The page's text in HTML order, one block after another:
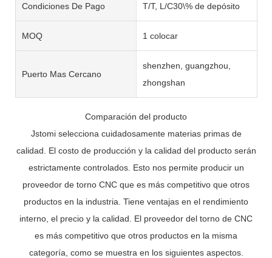
Condiciones De Pago T/T, L/C30\% de depósito
MOQ 1 colocar
Puerto Mas Cercano
shenzhen, guangzhou,
zhongshan
Comparación del producto
Jstomi selecciona cuidadosamente materias primas de
calidad. El costo de producción y la calidad del producto serán
estrictamente controlados. Esto nos permite producir un
proveedor de torno CNC que es más competitivo que otros
productos en la industria. Tiene ventajas en el rendimiento
interno, el precio y la calidad. El proveedor del torno de CNC
es más competitivo que otros productos en la misma
categoría, como se muestra en los siguientes aspectos.